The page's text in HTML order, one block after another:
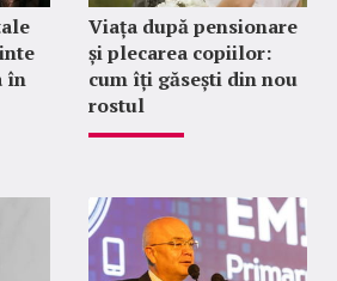
în
Viața după pensionare
și plecarea copiilor:
cum îți găsești din nou
rostul